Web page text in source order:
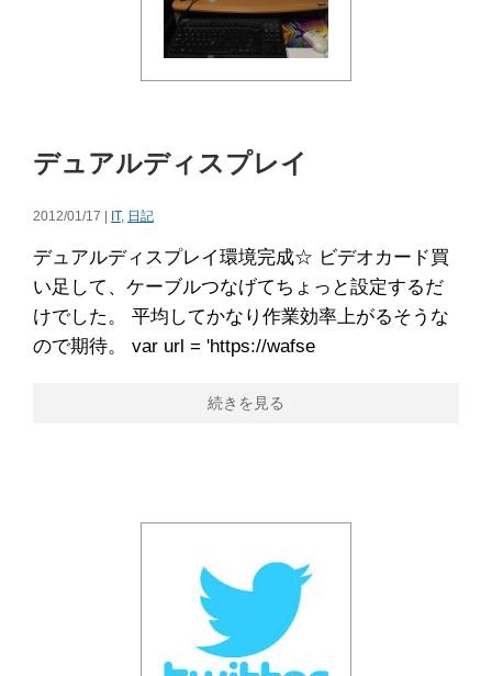
デュアルディスプレイ
2012/01/17 | IT, 日記
デュアルディスプレイ環境完成☆ ビデオカード買
い足して、ケーブルつなげてちょっと設定するだ
けでした。 平均してかなり作業効率上がるそうな
ので期待。 var url = 'https://wafse
続きを見る